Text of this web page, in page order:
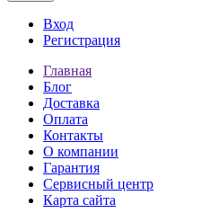
Вход
Регистрация
Главная
Блог
Доставка
Оплата
Контакты
О компании
Гарантия
Сервисный центр
Карта сайта